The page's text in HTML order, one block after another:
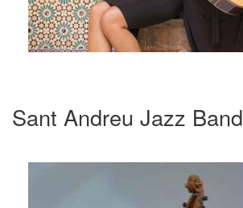
Sant Andreu Jazz Band